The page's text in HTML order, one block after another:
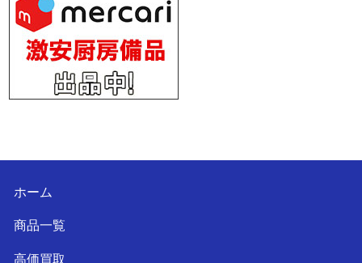
ホーム
商品一覧
高価買取